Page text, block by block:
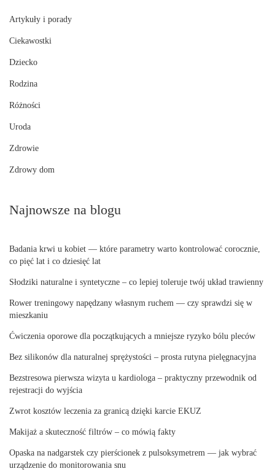
Artykuły i porady
Ciekawostki
Dziecko
Rodzina
Różności
Uroda
Zdrowie
Zdrowy dom
Najnowsze na blogu
Badania krwi u kobiet — które parametry warto kontrolować corocznie,
co pięć lat i co dziesięć lat
Słodziki naturalne i syntetyczne – co lepiej toleruje twój układ trawienny
Rower treningowy napędzany własnym ruchem — czy sprawdzi się w
mieszkaniu
Ćwiczenia oporowe dla początkujących a mniejsze ryzyko bólu pleców
Bez silikonów dla naturalnej sprężystości – prosta rutyna pielęgnacyjna
Bezstresowa pierwsza wizyta u kardiologa – praktyczny przewodnik od
rejestracji do wyjścia
Zwrot kosztów leczenia za granicą dzięki karcie EKUZ
Makijaż a skuteczność filtrów – co mówią fakty
Opaska na nadgarstek czy pierścionek z pulsoksymetrem — jak wybrać
urządzenie do monitorowania snu